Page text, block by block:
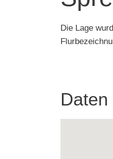
Die Lage